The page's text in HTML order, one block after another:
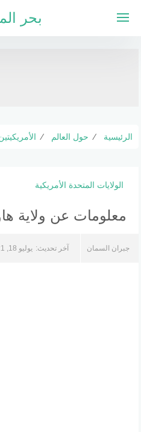
بحر
الرئيسية ⁄ حول العالم ⁄
الولايات المتحدة الأمريكية
معلومات عن ولاية
جبران السمان آخر تحديث: يوليو 18, 2021